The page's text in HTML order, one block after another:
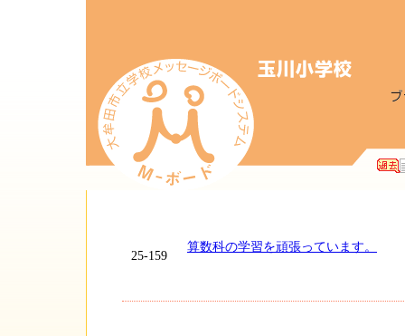
25-159
算数科の学習を頑張っています。